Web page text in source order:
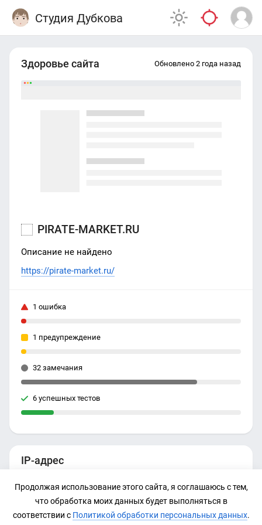
Студия Дубкова
IP-адрес
Нет данных
Здоровье сайта Обновлено 2 года назад
PIRATE-MARKET.RU
Описание не найдено
https://pirate-market.ru/
1 ошибка
1 предупреждение
32 замечания
6 успешных тестов
Продолжая использование этого сайта, я соглашаюсь с тем,
что обработка моих данных будет выполняться в
соответствии с Политикой обработки персональных данных.